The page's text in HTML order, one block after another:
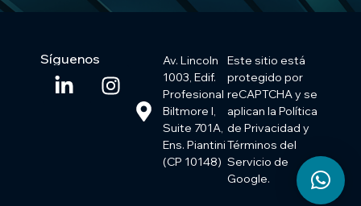
Síguenos
Av. Lincoln
1003, Edif.
Profesional
Biltmore I,
Suite 701A,
Ens. Piantini
(CP 10148)
Este sitio está
protegido por
reCAPTCHA y se
aplican la Política
de Privacidad y
Términos del
Servicio de
Google.